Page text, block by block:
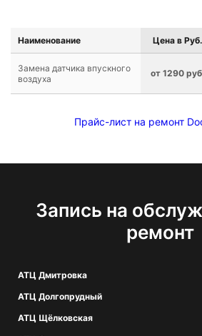
Наименование Цена в Руб.
Замена датчика впускного
воздуха
от 1290
Прайс-лист на ремонт
Запись на
ремонт
АТЦ Дмитровка
АТЦ Долгопрудный
АТЦ Щёлковская